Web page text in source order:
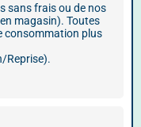
sans frais ou de nos
magasin). Toutes
consommation plus
Reprise).